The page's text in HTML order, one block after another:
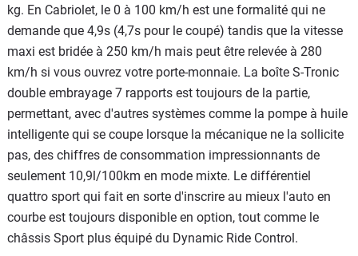
kg. En Cabriolet, le 0 à 100 km/h est une formalité qui ne
demande que 4,9s (4,7s pour le coupé) tandis que la vitesse
maxi est bridée à 250 km/h mais peut être relevée à 280
km/h si vous ouvrez votre porte-monnaie. La boîte S-Tronic
double embrayage 7 rapports est toujours de la partie,
permettant, avec d'autres systèmes comme la pompe à huile
intelligente qui se coupe lorsque la mécanique ne la sollicite
pas, des chiffres de consommation impressionnants de
seulement 10,9l/100km en mode mixte. Le différentiel
quattro sport qui fait en sorte d'inscrire au mieux l'auto en
courbe est toujours disponible en option, tout comme le
châssis Sport plus équipé du Dynamic Ride Control.